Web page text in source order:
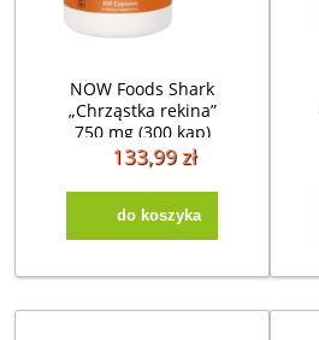
NOW Foods Shark
„Chrząstka rekina”
750 mg (300 kap)
133,99 zł
do koszyka